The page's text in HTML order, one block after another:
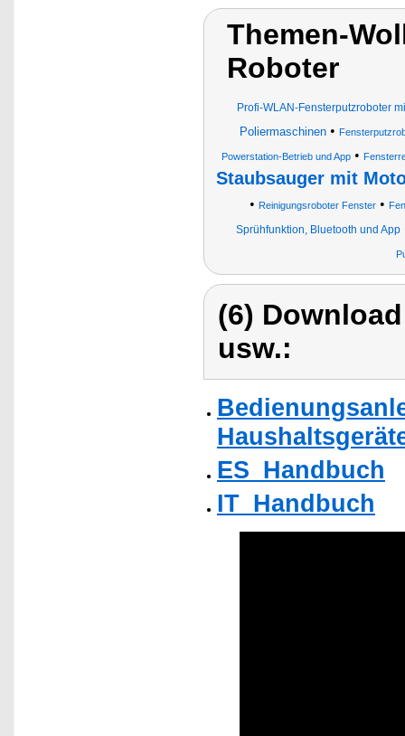
Themen-
Roboter
Profi-WLAN-Fensterputzroboter
Poliermaschinen •
Powerstation-Betrieb und App•
Staubsauger mit
• Reinigungsroboter Fenster •
Sprühfunktion, Bluetooth und App
(6)
usw.:
ES_Handbuch
IT_Handbuch